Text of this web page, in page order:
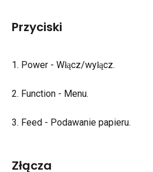
Przyciski
1. Power - Włącz/wyłącz.
2. Function - Menu.
3. Feed - Podawanie papieru.
Złącza